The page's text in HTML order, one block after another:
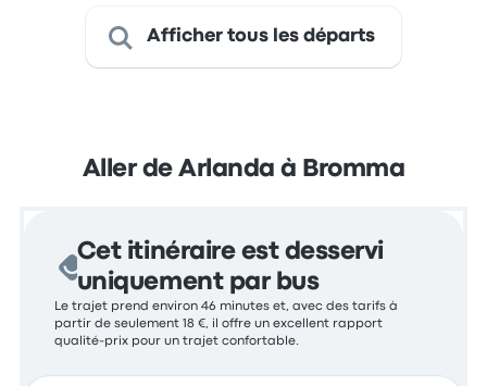
Afficher tous les départs
Aller de Arlanda à Bromma
Cet itinéraire est desservi
uniquement par bus
Le trajet prend environ 46 minutes et, avec des tarifs à
partir de seulement 18 €, il offre un excellent rapport
qualité-prix pour un trajet confortable.